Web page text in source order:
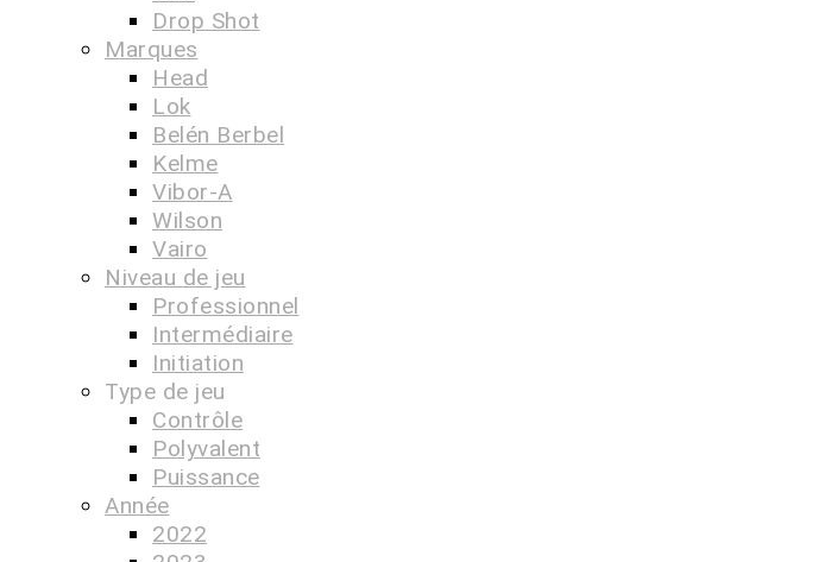
Drop Shot
Marques
Head
Lok
Belén Berbel
Kelme
Vibor-A
Wilson
Vairo
Niveau de jeu
Professionnel
Intermédiaire
Initiation
Type de jeu
Contrôle
Polyvalent
Puissance
Année
2022